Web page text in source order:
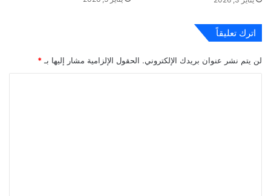
اترك تعليقاً
لن يتم نشر عنوان بريدك الإلكتروني. الحقول الإلزامية مشار إليها بـ *